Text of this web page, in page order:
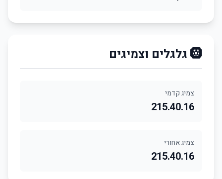
🛞 גלגלים וצמיגים
צמיג קדמי
215.40.16
צמיג אחורי
215.40.16